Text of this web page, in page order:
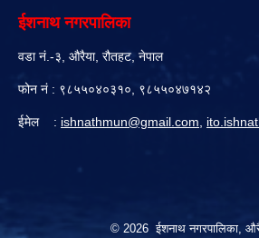
ईशनाथ नगरपालिका
वडा नं.-३, औरैया, रौतहट, नेपाल
फोन नं : ९८५५०४०३१०, ९८५५०४७१४२
ईमेल : ishnathmun@gmail.com
© 2026 ईशनाथ नगरपालिका,